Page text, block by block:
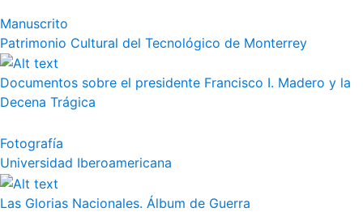
Manuscrito
Patrimonio Cultural del Tecnológico de Monterrey
Documentos sobre el presidente Francisco I. Madero y la
Decena Trágica
Fotografía
Universidad Iberoamericana
Las Glorias Nacionales. Álbum de Guerra